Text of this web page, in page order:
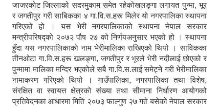
जाजरकोट जिल्लाको सदरमुकाम समेत रहेकोखलङ्गा लगायत पुन्मा, भूर
र जगतीपुर गरी साबिकका ४ गा.वि.स.हरू मिलेर यो नगरपालिका स्थापना
गरिएको हो । यस भेरी नगरपालिकाको स्थापना नेपाल सरकार
मन्त्रीपरिषद्को २०७२ पौष २७ को निर्णयअनुसार भएको हो । स्थापना
हुँदा यस नगरपालिकाको नाम भेरीमालिका राखिएको थियो । साविकका
तीनओटा गा.वि.स.हरू खलङ्गा, जगतीपुर र भूरले भेरी नदीलाई छोएको र
पुन्मामा मालिका मन्दिर भएकोले सबै गा.वि.स.लाई समेट्ने गरी भेरीमालिका
नामाकरण गरिएको थियो । गाउँपालिका, नगरपालिका तथा विशेष,
संरक्षित वा स्वायत्त क्षेत्रको संख्या तथा सीमाना निर्धारण आयोगको
प्रतिवेदनका आधारमा मिति २०७३ फाल्गुण २७ गते बसेको नेपाल सरकार